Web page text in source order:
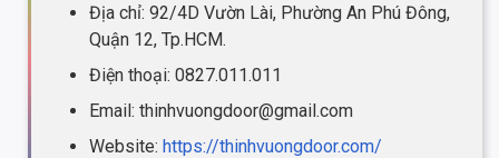
Địa chỉ: 92/4D Vườn Lài, Phường An Phú Đông,
Quận 12, Tp.HCM.
Điện thoại: 0827.011.011
Email: thinhvuongdoor@gmail.com
Website: https://thinhvuongdoor.com/